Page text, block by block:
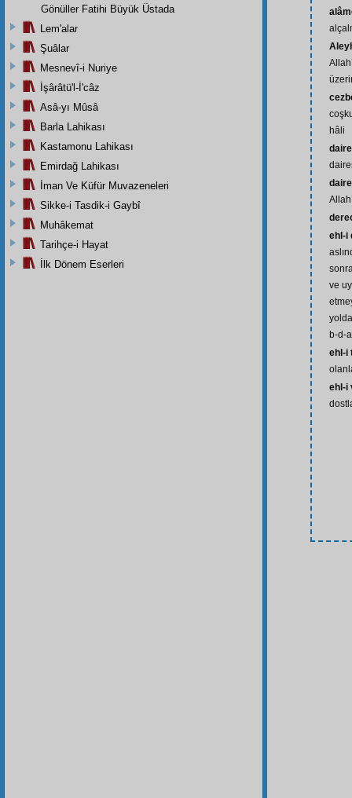
hâli
ehl-i
ve
b-d-
ehl-i
ehl-i
Gönüller Fatihi Büyük Üstada
Lem'alar
Şuâlar
Mesnevî-i Nuriye
İşârâtü'l-İ'câz
Asâ-yı Mûsâ
Barla Lahikası
Kastamonu Lahikası
Emirdağ Lahikası
İman Ve Küfür Muvazeneleri
Sikke-i Tasdik-i Gaybî
Muhâkemat
Tarihçe-i Hayat
İlk Dönem Eserleri